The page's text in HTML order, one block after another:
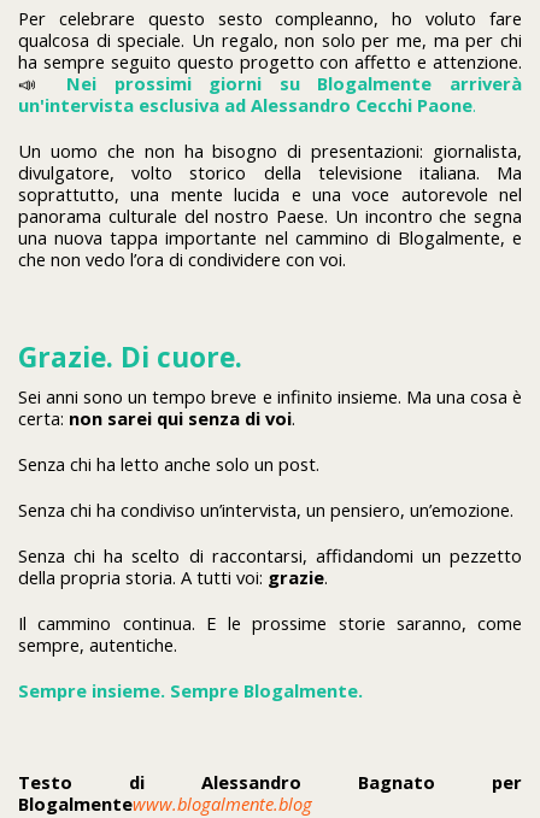
Per celebrare questo sesto compleanno, ho voluto fare
qualcosa di speciale. Un regalo, non solo per me, ma per chi
ha sempre seguito questo progetto con affetto e attenzione.
📣
Nei prossimi giorni su Blogalmente arriverà
un'intervista esclusiva ad Alessandro Cecchi Paone.
Un uomo che non ha bisogno di presentazioni: giornalista,
divulgatore, volto storico della televisione italiana. Ma
soprattutto, una mente lucida e una voce autorevole nel
panorama culturale del nostro Paese. Un incontro che segna
una nuova tappa importante nel cammino di Blogalmente, e
che non vedo l’ora di condividere con voi.
Grazie. Di cuore.
Sei anni sono un tempo breve e infinito insieme. Ma una cosa è
certa: non sarei qui senza di voi.
Senza chi ha letto anche solo un post.
Senza chi ha condiviso un’intervista, un pensiero, un’emozione.
Senza chi ha scelto di raccontarsi, affidandomi un pezzetto
della propria storia. A tutti voi: grazie.
Il cammino continua. E le prossime storie saranno, come
sempre, autentiche.
Sempre insieme. Sempre Blogalmente.
Testo di Alessandro Bagnato per
Blogalmentewww.blogalmente.blog